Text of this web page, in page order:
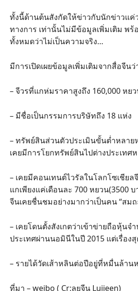
ทั้งนี้ด้านต้นสังกัดให้ข่าวกับนักข่าวแค่
ทางการ เท่านั้นไม่มีข้อมูลเพิ่มเติม พร้
ทั้งหมดว่าไม่เป็นความจริง…
มีการเปิดเผยข้อมูลเพิ่มเติมจากสื่อจีนว่
– จีวรที่แกห่มราคาสูงถึง 160,000 หย
– มีชื่อเป็นกรรมการบริษัทถึง 18 แห่ง
– ทรัพย์สินส่วนตัวประเมินขั้นต่ำหลา
เคยมีการโยกทรัพย์สินไปต่างประเท
– เคยมีคอนเทนต์ไวรัลในโลกโซเชียล
แกเพียงแค่เดือนละ 700 หยวน(3500
จีนเคยชื่นชมอย่างมากว่าเป็นคน “สมถ
– เคยโดนตั้งสังเกตว่าเข้าข่ายถือหุ้นจ
ประเทศผ่านนอมินีในปี 2015 แต่เรื่องสุ
– รายได้วัดเส้าหลินต่อปีอยู่ที่หมื่นล้าน
ที่มา – weibo ( Cr:ลุยจีน Luijeen)